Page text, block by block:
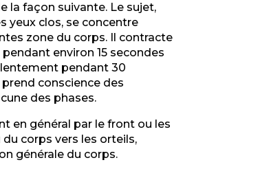
la façon suivante. Le sujet,
yeux clos, se concentre
zone du corps. Il contracte
environ 15 secondes
pendant 30
prend conscience des
des phases.
en général par le front ou les
corps vers les orteils,
générale du corps.